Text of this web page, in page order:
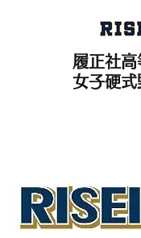
履正社高
女子硬式